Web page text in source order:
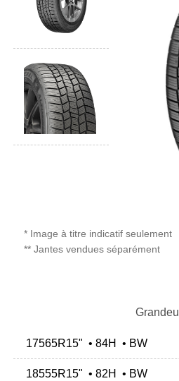
* Image à titre indicatif seulement
** Jantes vendues séparément
17565R15" • 84H • BW
18555R15" • 82H • BW